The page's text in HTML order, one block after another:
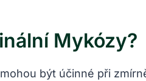
Mykózy?
být účinné při